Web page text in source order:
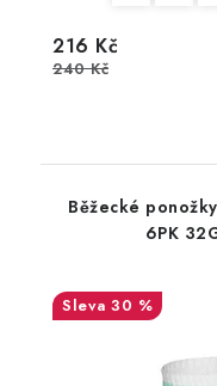
216 Kč
240 Kč
Běžecké
6PK
30 %